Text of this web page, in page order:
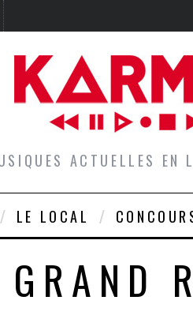
ACTUELLES EN
LE LOCAL
GRAND